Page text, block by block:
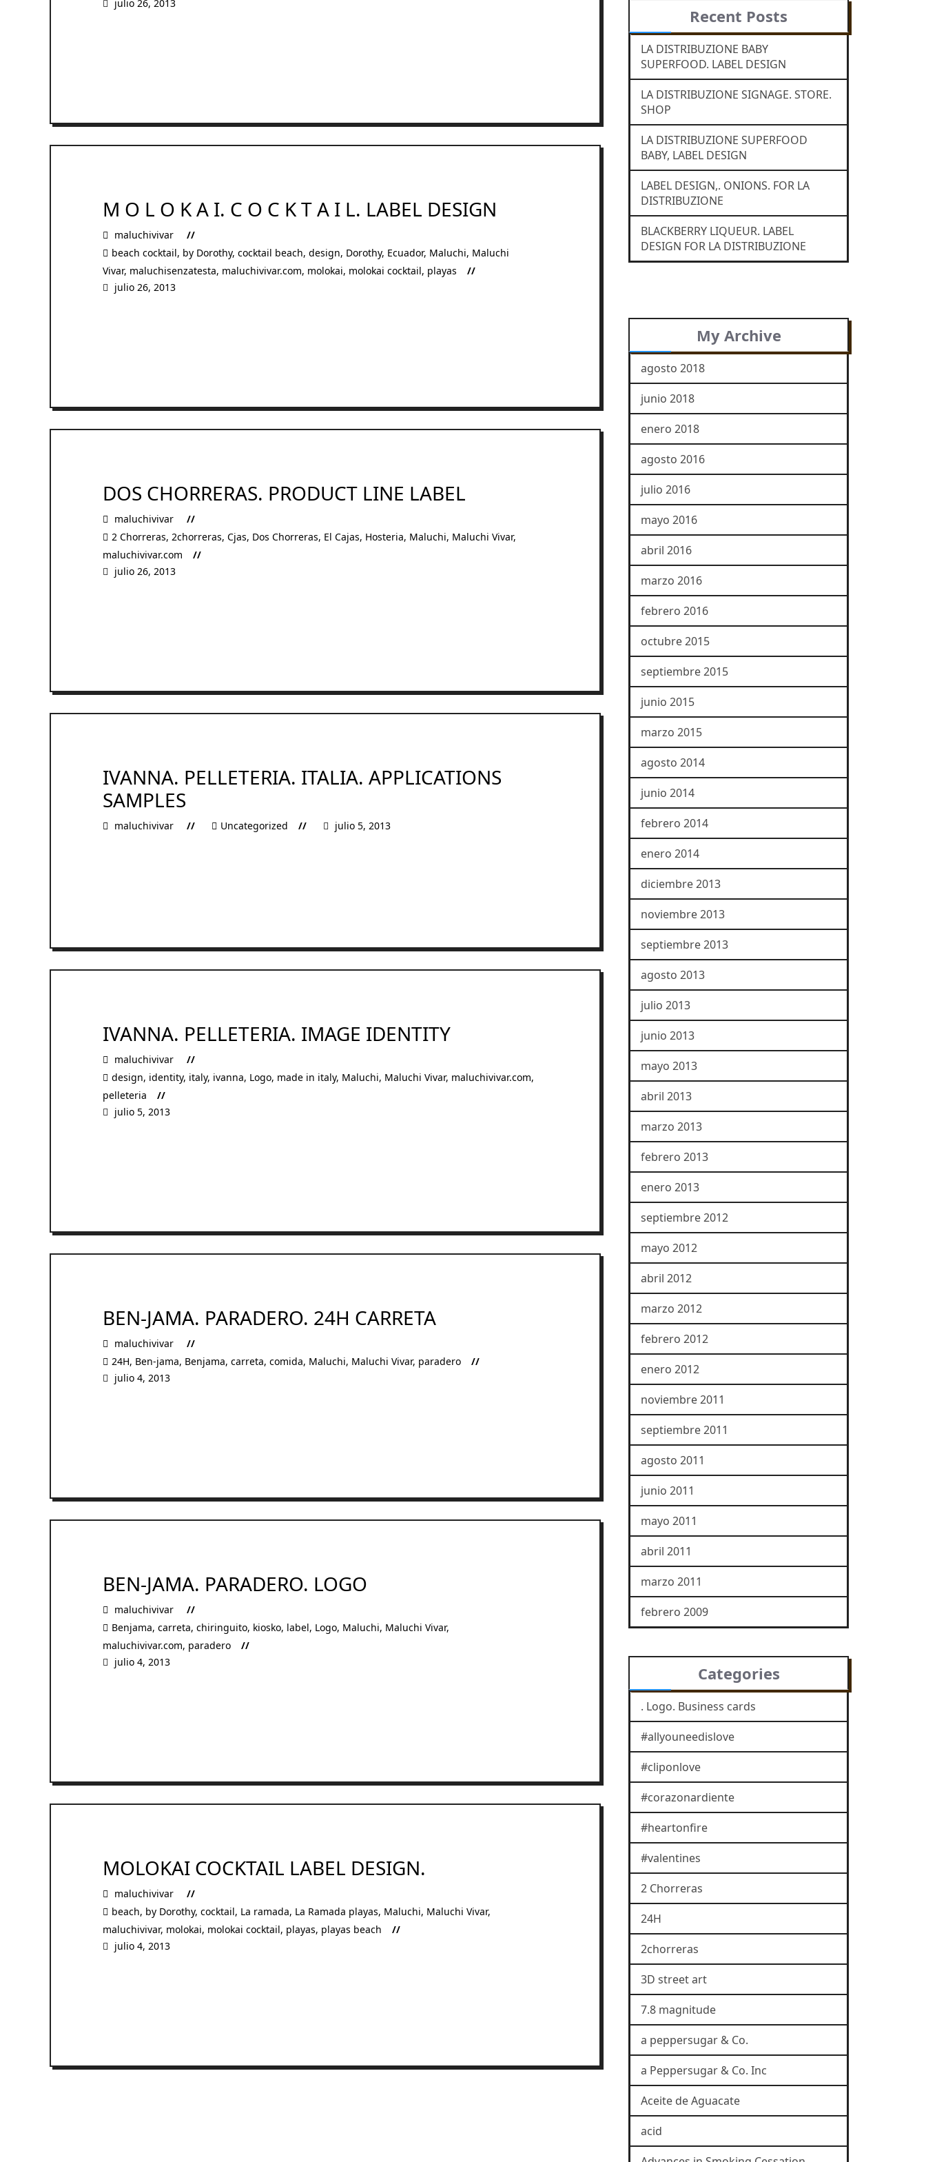
julio 26, 2013
M O L O K A I. C O C K T A I L. LABEL DESIGN
maluchivivar
beach cocktail, by Dorothy, cocktail beach, design, Dorothy, Ecuador, Maluchi, Maluchi
Vivar, maluchisenzatesta, maluchivivar.com, molokai, molokai cocktail, playas
julio 26, 2013
DOS CHORRERAS. PRODUCT LINE LABEL
maluchivivar
2 Chorreras, 2chorreras, Cjas, Dos Chorreras, El Cajas, Hosteria, Maluchi, Maluchi Vivar,
maluchivivar.com
julio 26, 2013
IVANNA. PELLETERIA. ITALIA. APPLICATIONS
SAMPLES
maluchivivar Uncategorized julio 5, 2013
IVANNA. PELLETERIA. IMAGE IDENTITY
maluchivivar
design, identity, italy, ivanna, Logo, made in italy, Maluchi, Maluchi Vivar, maluchivivar.com,
pelleteria
julio 5, 2013
BEN-JAMA. PARADERO. 24H CARRETA
maluchivivar
24H, Ben-jama, Benjama, carreta, comida, Maluchi, Maluchi Vivar, paradero
julio 4, 2013
BEN-JAMA. PARADERO. LOGO
maluchivivar
Benjama, carreta, chiringuito, kiosko, label, Logo, Maluchi, Maluchi Vivar,
maluchivivar.com, paradero
julio 4, 2013
MOLOKAI COCKTAIL LABEL DESIGN.
maluchivivar
beach, by Dorothy, cocktail, La ramada, La Ramada playas, Maluchi, Maluchi Vivar,
maluchivivar, molokai, molokai cocktail, playas, playas beach
julio 4, 2013
Recent Posts
LA DISTRIBUZIONE BABY
SUPERFOOD. LABEL DESIGN
LA DISTRIBUZIONE SIGNAGE. STORE.
SHOP
LA DISTRIBUZIONE SUPERFOOD
BABY, LABEL DESIGN
LABEL DESIGN,. ONIONS. FOR LA
DISTRIBUZIONE
BLACKBERRY LIQUEUR. LABEL
DESIGN FOR LA DISTRIBUZIONE
My Archive
agosto 2018
junio 2018
enero 2018
agosto 2016
julio 2016
mayo 2016
abril 2016
marzo 2016
febrero 2016
octubre 2015
septiembre 2015
junio 2015
marzo 2015
agosto 2014
junio 2014
febrero 2014
enero 2014
diciembre 2013
noviembre 2013
septiembre 2013
agosto 2013
julio 2013
junio 2013
mayo 2013
abril 2013
marzo 2013
febrero 2013
enero 2013
septiembre 2012
mayo 2012
abril 2012
marzo 2012
febrero 2012
enero 2012
noviembre 2011
septiembre 2011
agosto 2011
junio 2011
mayo 2011
abril 2011
marzo 2011
febrero 2009
Categories
. Logo. Business cards
#allyouneedislove
#cliponlove
#corazonardiente
#heartonfire
#valentines
2 Chorreras
24H
2chorreras
3D street art
7.8 magnitude
a peppersugar & Co.
a Peppersugar & Co. Inc
Aceite de Aguacate
acid